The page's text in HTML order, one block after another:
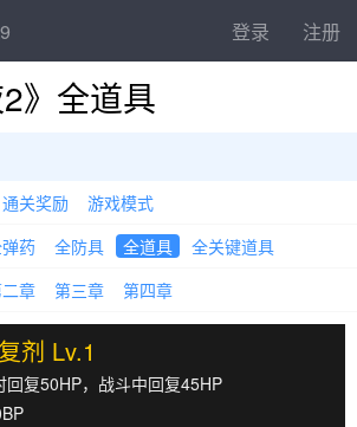
登录 注册
2》全道具
通关奖励 游戏模式
药 全防具 全道具 全关键道具
章 第三章 第四章
剂 Lv.1
回复50HP，战斗中回复45HP